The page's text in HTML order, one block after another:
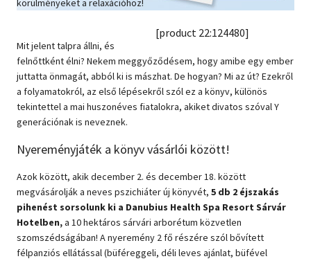
Tankönyv, segédkönyv
Társadalomtudomány
Természettudomány
Történelem
Vallás
körülményeket a relaxációhoz!
[product 22:124480]
Mit jelent talpra állni, és
felnőttként élni? Nekem meggyőződésem, hogy amibe egy ember
juttatta önmagát, abból ki is mászhat. De hogyan? Mi az út? Ezekről
a folyamatokról, az első lépésekről szól ez a könyv, különös
tekintettel a mai huszonéves fiatalokra, akiket divatos szóval Y
generációnak is neveznek.
Nyereményjáték a könyv vásárlói között!
Azok között, akik december 2. és december 18. között
megvásárolják a neves pszichiáter új könyvét, 5 db 2 éjszakás
pihenést sorsolunk ki a Danubius Health Spa Resort Sárvár
Hotelben,a 10 hektáros sárvári arborétum közvetlen
szomszédságában! A nyeremény 2 fő részére szól bővített
félpanziós ellátással (büféreggeli, déli leves ajánlat, büfével